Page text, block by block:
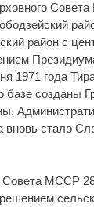
район с
1971 года
базе созданы
вновь стало
Совета МССР